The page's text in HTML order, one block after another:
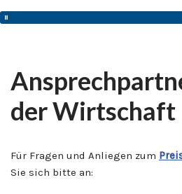
der Wirtschaft
Für Fragen und Anliegen zum
Sie sich bitte an: